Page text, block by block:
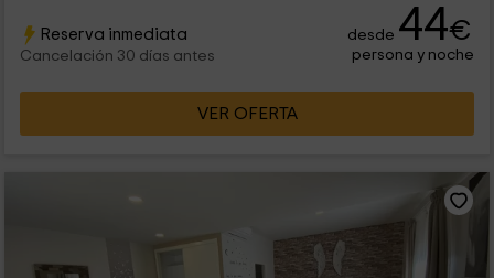
Reserva inmediata
Cancelación 30 días antes
desde 44€
persona y noche
VER OFERTA